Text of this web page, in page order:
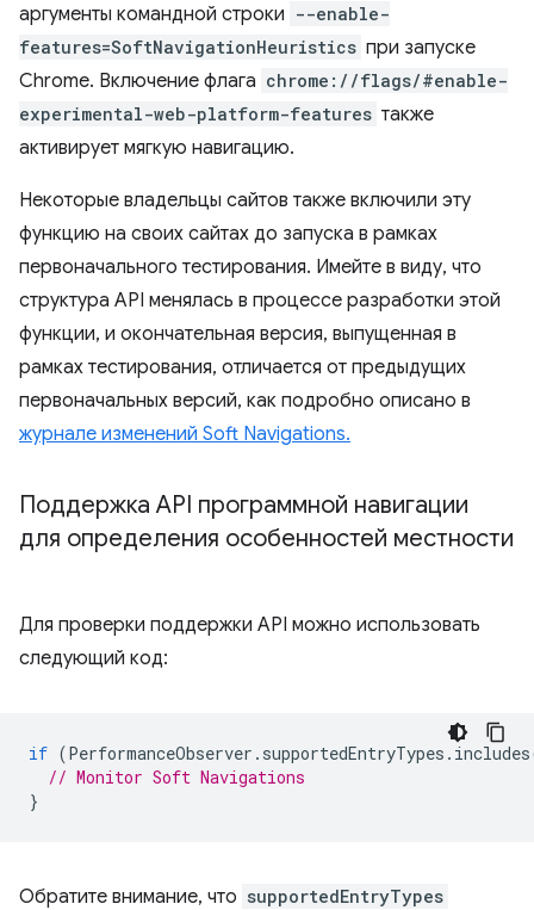
аргументы командной строки --enable-
features=SoftNavigationHeuristics при запуске
Chrome. Включение флага chrome://flags/#enable-
experimental-web-platform-features также
активирует мягкую навигацию.
Некоторые владельцы сайтов также включили эту
функцию на своих сайтах до запуска в рамках
первоначального тестирования. Имейте в виду, что
структура API менялась в процессе разработки этой
функции, и окончательная версия, выпущенная в
рамках тестирования, отличается от предыдущих
первоначальных версий, как подробно описано в
журнале изменений Soft Navigations.
Поддержка API программной навигации
для определения особенностей местности
Для проверки поддержки API можно использовать
следующий код:
if (PerformanceObserver . supportedEntryTypes . includes
// Monitor Soft Navigations
}
Обратите внимание, что supportedEntryTypes